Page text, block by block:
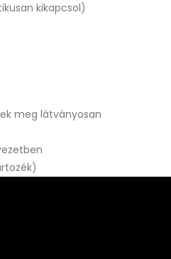
kikapcsol)
meg látványosan